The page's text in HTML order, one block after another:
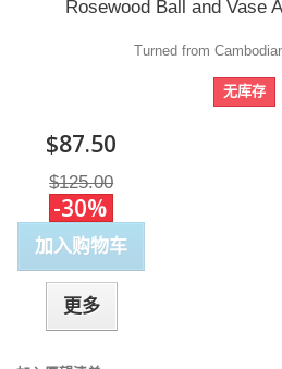
Rosewood Ball and Vase
Turned from
无库存
$87.50
$125.00
-30%
加入购物车
更多